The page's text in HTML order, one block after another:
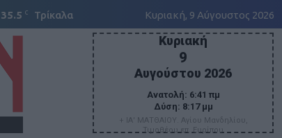
35.5 C Τρίκαλα Κυριακή, 9 Αύγουστος 2026
Κυριακή
9
Αυγούστου 2026
Ανατολή: 6:41 πμ
Δύση: 8:17 μμ
+ ΙΑ' ΜΑΤΘΑΙΟΥ. Αγίου Μανδηλίου,
Τιμοθέου επ. Ευρίπου